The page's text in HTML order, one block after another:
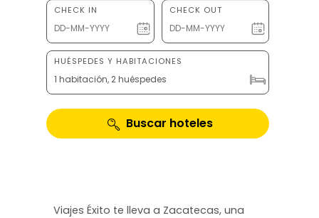
CHECK IN CHECK OUT
HUÉSPEDES Y HABITACIONES
1 habitación, 2 huéspedes
Buscar hoteles
Viajes Éxito te lleva a Zacatecas, una